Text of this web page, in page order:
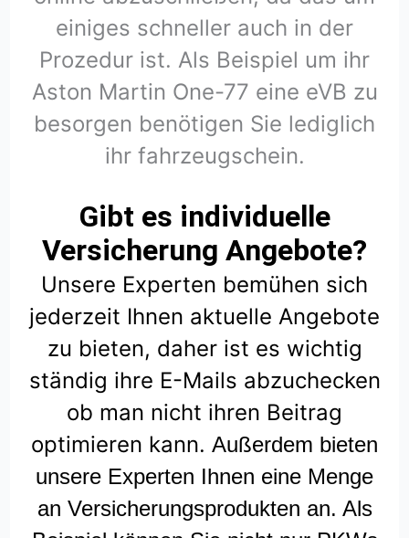
einiges schneller auch in der
Prozedur ist. Als Beispiel um ihr
Aston Martin One-77 eine eVB zu
besorgen benötigen Sie lediglich
ihr fahrzeugschein.
Gibt es individuelle
Versicherung Angebote?
Unsere Experten bemühen sich
jederzeit Ihnen aktuelle Angebote
zu bieten, daher ist es wichtig
ständig ihre E-Mails abzuchecken
ob man nicht ihren Beitrag
optimieren kann. Außerdem bieten
unsere Experten Ihnen eine Menge
an Versicherungsprodukten an. Als